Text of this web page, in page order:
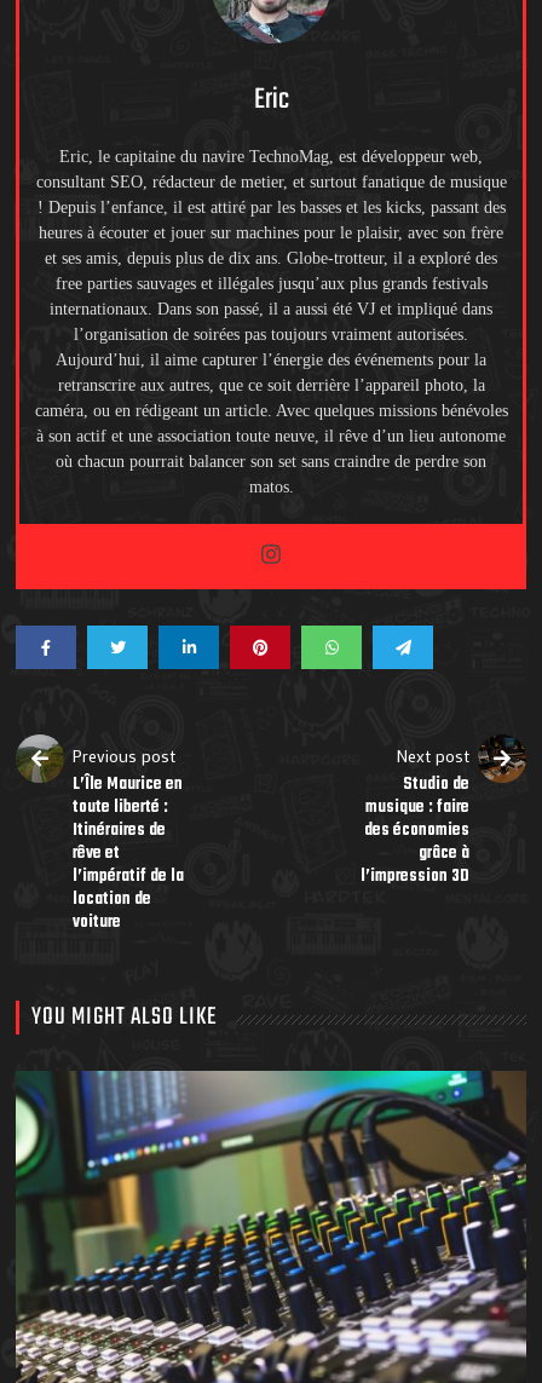
Eric
Eric, le capitaine du navire TechnoMag, est développeur web,
consultant SEO, rédacteur de metier, et surtout fanatique de musique
! Depuis l’enfance, il est attiré par les basses et les kicks, passant des
heures à écouter et jouer sur machines pour le plaisir, avec son frère
et ses amis, depuis plus de dix ans. Globe-trotteur, il a exploré des
free parties sauvages et illégales jusqu’aux plus grands festivals
internationaux. Dans son passé, il a aussi été VJ et impliqué dans
l’organisation de soirées pas toujours vraiment autorisées.
Aujourd’hui, il aime capturer l’énergie des événements pour la
retranscrire aux autres, que ce soit derrière l’appareil photo, la
caméra, ou en rédigeant un article. Avec quelques missions bénévoles
à son actif et une association toute neuve, il rêve d’un lieu autonome
où chacun pourrait balancer son set sans craindre de perdre son
matos.
Previous post
L’Île Maurice en
toute liberté :
Itinéraires de
rêve et
l’impératif de la
location de
voiture
Next post
Studio de
musique : faire
des économies
grâce à
l’impression 3D
YOU MIGHT ALSO LIKE